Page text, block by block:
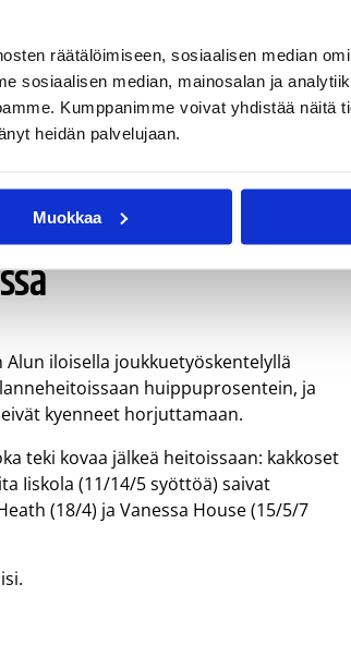
räätälöimiseen, sosiaalisen median
sosiaalisen median, mainosalan ja
Kumppanimme voivat yhdistää näitä
heidän palvelujaan.
Muokkaa
sekuntia ennen loppua, kun ToPon
helsinkiläiset johtoon.
(29–36).
HoNsUn pirtein oli Charlee
iloisella joukkuetyöskentelyllä
huippuprosentein, ja
kyenneet horjuttamaan.
teki kovaa jälkeä heitoissaan: kakkoset
Iiskola (11/14/5 syöttöä) saivat
(18/4) ja Vanessa House (15/5/7